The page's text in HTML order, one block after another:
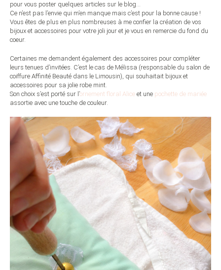
pour vous poster quelques articles sur le blog…
Ce n’est pas l’envie qui m’en manque mais c’est pour la bonne cause !
Vous êtes de plus en plus nombreuses à me confier la création de vos
bijoux et accessoires pour votre joli jour et je vous en remercie du fond du
coeur.
Certaines me demandent également des accessoires pour compléter
leurs tenues d’invitées. C’est le cas de Mélissa (responsable du salon de
coiffure Affinité Beauté dans le Limousin), qui souhaitait bijoux et
accessoires pour sa jolie robe mint.
Son choix s’est porté sur l’ornement floral Alice et une pochette de mariée
assortie avec une touche de couleur.